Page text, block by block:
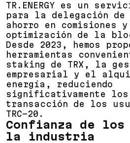
TR.ENERGY es un
para la delegación
ahorro en comisiones
optimización de la
Desde 2023, hemos
herramientas
staking de TRX, la
empresarial y el
energía, reduciendo
significativamente los
transacción de los
TRC-20.
Confianza de
la industria